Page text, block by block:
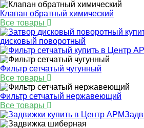
Клапан обратный химический
Все товары
дисковый поворотный
Фильтр сетчатый чугунный
Все товары
Фильтр сетчатый нержавеющий
Все товары